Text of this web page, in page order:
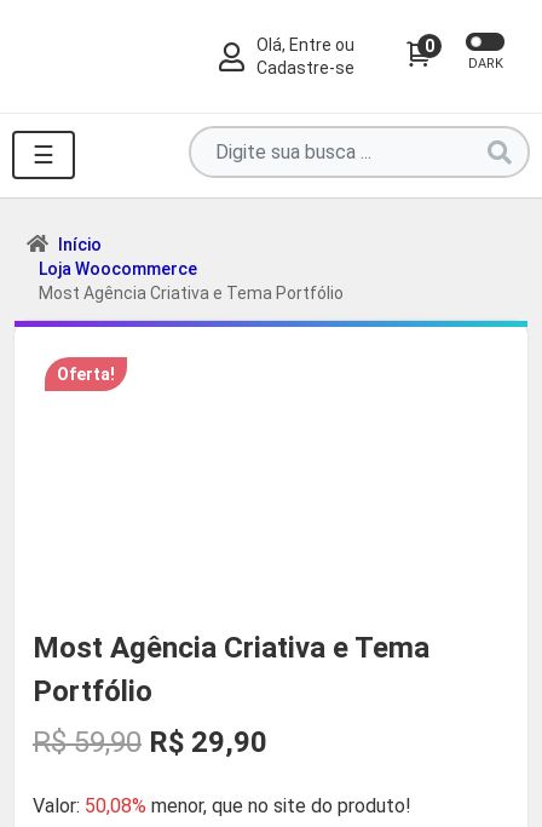
Olá, Entre ou
Cadastre-se
0
DARK
☰
Pesquise
por
produtos
...
Início
Loja Woocommerce
Most Agência Criativa e Tema Portfólio
Oferta!
Most Agência Criativa e Tema
Portfólio
R$59,90 O
p
R$ 29,90
p
Valor: 50,08% menor, que no site do produto!